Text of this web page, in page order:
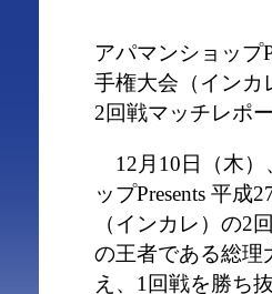
アパマンショップ
手権大会（インカ
2回戦マッチレポ
12月10日（木）
ップPresents 平
（インカレ）の2
の王者である総理
え、1回戦を勝ち